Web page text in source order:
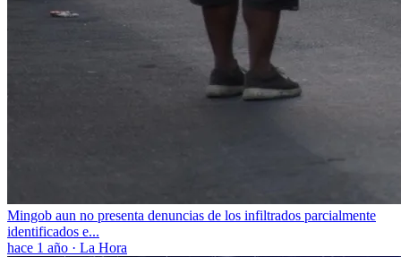
Mingob aun no presenta denuncias de los infiltrados parcialmente
identificados e...
hace 1 año · La Hora